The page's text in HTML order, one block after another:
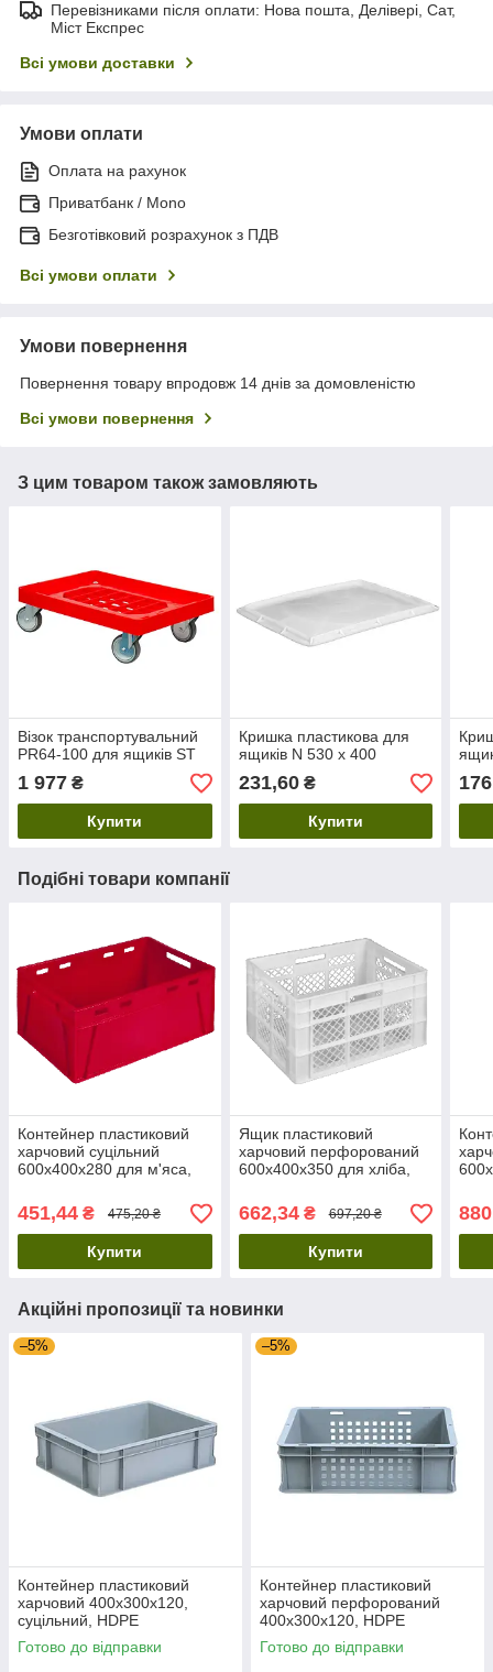
Перевізниками після оплати: Нова пошта, Делівері, Сат,
Міст Експрес
Всі умови доставки
Умови оплати
Оплата на рахунок
Приватбанк / Mono
Безготівковий розрахунок з ПДВ
Всі умови оплати
Умови повернення
Повернення товару впродовж 14 днів за домовленістю
Всі умови повернення
З цим товаром також замовляють
Візок транспортувальний
PR64-100 для ящиків ST
1 977 ₴
Купити
Кришка пластикова для
ящиків N 530 х 400
231,60₴
Купити
Подібні товари компанії
Контейнер пластиковий
харчовий суцільний
600х400х280 для м'яса,
451,44 ₴ 475,20 ₴
Купити
Ящик пластиковий
харчовий перфорований
600х400х350 для хліба,
овочів
662,34₴ 697,20 ₴
Купити
Акційні пропозиції та новинки
–5%
Контейнер пластиковий
харчовий 400х300х120,
суцільний, HDPE
Готово до відправки
–5%
Контейнер пластиковий
харчовий перфорований
400х300х120, HDPE
Готово до відправки